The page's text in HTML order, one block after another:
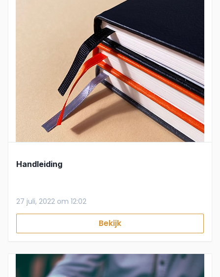
Handleiding
27 juli, 2022 om 12:02
Bekijk